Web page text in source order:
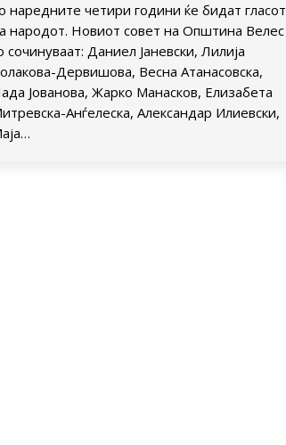
наредните четири години ќе бидат гласот
народот. Новиот совет на Општина Велес
сочинуваат: Даниел Јаневски, Лилија
Дервишова, Весна Атанасовска,
Јованова, Жарко Манасков, Елизабета
Анѓелеска, Александар Илиевски,